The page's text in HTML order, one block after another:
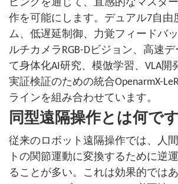
ピングを通じて、直感的なマスタ
作を可能にします。デュアル7自由
ム、低遅延制御、力覚フィードバ
ルチカメラRGB-Dビジョン、高速
て身体化AI研究、模倣学習、VLA開
実証検証のための統合OpenarmX-
ラインを組み合わせています。
同型遠隔操作とは何で
従来のロボット遠隔操作では、人
トの関節運動に変換するために逆
ることが多い。これは効果的では